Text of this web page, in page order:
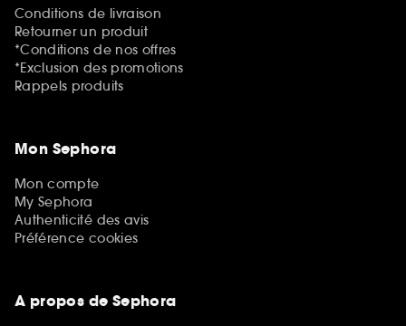
Conditions de livraison
Retourner un produit
*Conditions de nos offres
*Exclusion des promotions
Rappels produits
Mon Sephora
Mon compte
My Sephora
Authenticité des avis
Préférence cookies
A propos de Sephora